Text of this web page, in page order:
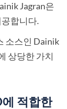
Jagran은
합니다.
소스인 Dainik
상당한 가치
적합한